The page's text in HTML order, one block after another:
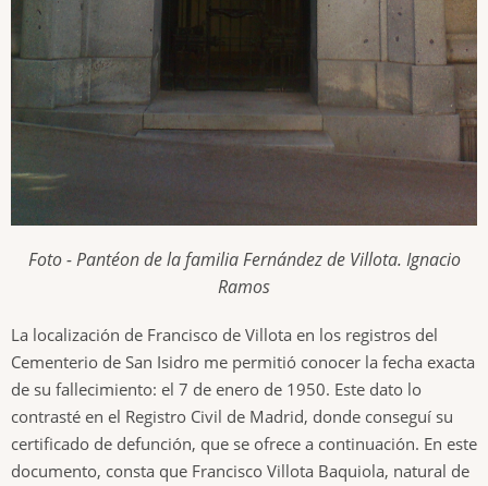
Foto - Pantéon de la familia Fernández de Villota. Ignacio
Ramos
La localización de Francisco de Villota en los registros del
Cementerio de San Isidro me permitió conocer la fecha exacta
de su fallecimiento: el 7 de enero de 1950. Este dato lo
contrasté en el Registro Civil de Madrid, donde conseguí su
certificado de defunción, que se ofrece a continuación. En este
documento, consta que Francisco Villota Baquiola, natural de